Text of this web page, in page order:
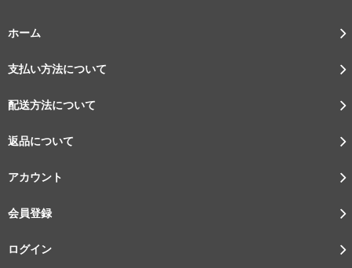
ホーム
支払い方法について
配送方法について
返品について
アカウント
会員登録
ログイン